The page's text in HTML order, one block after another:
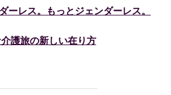
レス。もっとジェンダーレス。
護旅の新しい在り方